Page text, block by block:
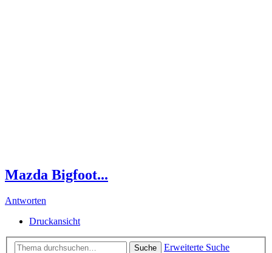
Mazda Bigfoot...
Antworten
Druckansicht
Suche
Erweiterte Suche